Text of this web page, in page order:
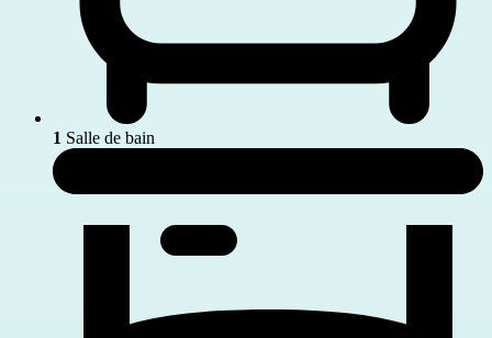
1 Salle de bain